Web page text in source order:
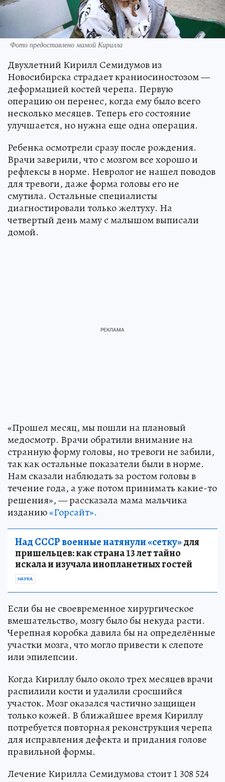
Фото предоставлено мамой Кирилла
Двухлетний Кирилл Семидумов из
Новосибирска страдает краниосиностозом —
деформацией костей черепа. Первую
операцию он перенес, когда ему было всего
несколько месяцев. Теперь его состояние
улучшается, но нужна еще одна операция.
Ребенка осмотрели сразу после рождения.
Врачи заверили, что с мозгом все хорошо и
рефлексы в норме. Невролог не нашел поводов
для тревоги, даже форма головы его не
смутила. Остальные специалисты
диагностировали только желтуху. На
четвертый день маму с малышом выписали
домой.
«Прошел месяц, мы пошли на плановый
медосмотр. Врачи обратили внимание на
странную форму головы, но тревоги не забили,
так как остальные показатели были в норме.
Нам сказали наблюдать за ростом головы в
течение года, а уже потом принимать какие-то
решения», — рассказала мама мальчика
изданию«Горсайт».
Над СССР военные натянули «сетку»для
пришельцев: как страна 13 лет тайно
искала и изучала инопланетных гостей
НАУКА
Если бы не своевременное хирургическое
вмешательство, мозгу было бы некуда расти.
Черепная коробка давила бы на определённые
участки мозга, что могло привести к слепоте
или эпилепсии.
Когда Кириллу было около трех месяцев врачи
распилили кости и удалили сросшийся
участок. Мозг оказался частично защищен
только кожей. В ближайшее время Кириллу
потребуется повторная реконструкция черепа
для исправления дефекта и придания голове
правильной формы.
Лечение Кирилла Семидумова стоит 1 308 524